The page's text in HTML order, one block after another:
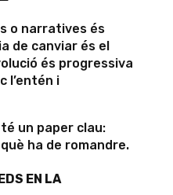
o narratives és
de canviar és el
és progressiva
l’entén i
un paper clau:
ha de romandre.
EN LA